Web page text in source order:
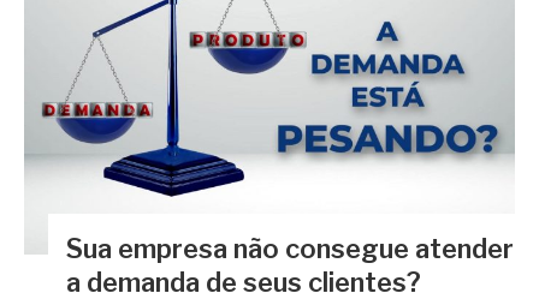
Sua empresa não consegue atender
a demanda de seus clientes?